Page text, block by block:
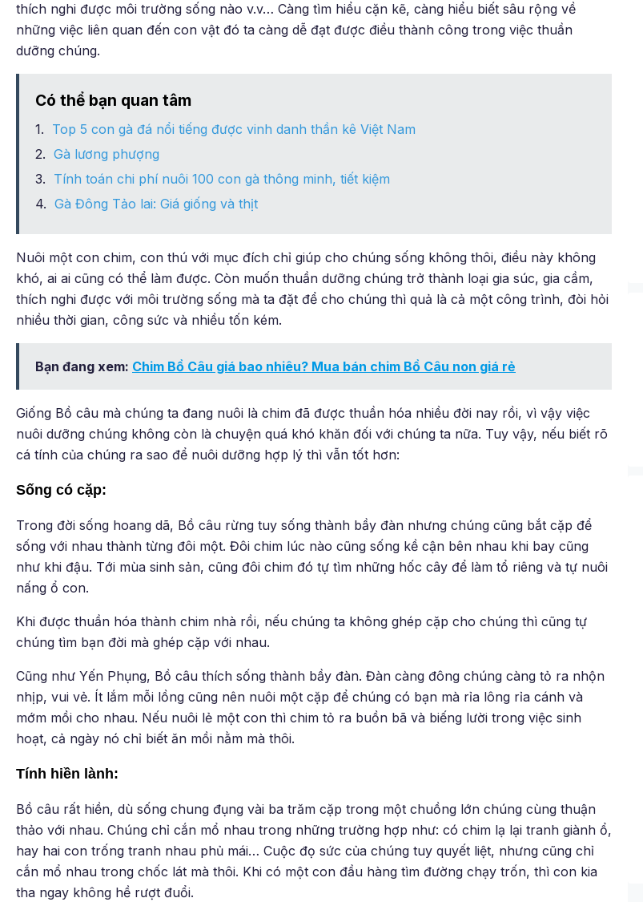
thích nghi được môi trường sống nào v.v… Càng tìm hiểu cặn kẽ, càng hiểu biết sâu rộng về
những việc liên quan đến con vật đó ta càng dễ đạt được điều thành công trong việc thuần
dưỡng chúng.
Có thể bạn quan tâm
Top 5 con gà đá nổi tiếng được vinh danh thần kê Việt Nam
Gà lương phượng
Tính toán chi phí nuôi 100 con gà thông minh, tiết kiệm
Gà Đông Tảo lai: Giá giống và thịt
Nuôi một con chim, con thú với mục đích chỉ giúp cho chúng sống không thôi, điều này không
khó, ai ai cũng có thể làm được. Còn muốn thuần dưỡng chúng trở thành loại gia súc, gia cầm,
thích nghi được với môi trường sống mà ta đặt để cho chúng thì quả là cả một công trình, đòi hỏi
nhiều thời gian, công sức và nhiều tốn kém.
Bạn đang xem: Chim Bồ Câu giá bao nhiêu? Mua bán chim Bồ Câu non giá rẻ
Giống Bồ câu mà chúng ta đang nuôi là chim đã được thuần hóa nhiều đời nay rồi, vì vậy việc
nuôi dưỡng chúng không còn là chuyện quá khó khăn đối với chúng ta nữa. Tuy vậy, nếu biết rõ
cá tính của chúng ra sao để nuôi dưỡng hợp lý thì vẫn tốt hơn:
Sống có cặp:
Trong đời sống hoang dã, Bồ câu rừng tuy sống thành bầy đàn nhưng chúng cũng bắt cặp để
sống với nhau thành từng đôi một. Đôi chim lúc nào cũng sống kề cận bên nhau khi bay cũng
như khi đậu. Tới mùa sinh sản, cũng đôi chim đó tự tìm những hốc cây để làm tổ riêng và tự nuôi
nấng ổ con.
Khi được thuần hóa thành chim nhà rồi, nếu chúng ta không ghép cặp cho chúng thì cũng tự
chúng tìm bạn đời mà ghép cặp với nhau.
Cũng như Yến Phụng, Bồ câu thích sống thành bầy đàn. Đàn càng đông chúng càng tỏ ra nhộn
nhịp, vui vẻ. Ít lắm mỗi lồng cũng nên nuôi một cặp để chúng có bạn mà rỉa lông rỉa cánh và
mớm mồi cho nhau. Nếu nuôi lẻ một con thì chim tỏ ra buồn bã và biếng lười trong việc sinh
hoạt, cả ngày nó chỉ biết ăn mồi nằm mà thôi.
Tính hiền lành:
Bồ câu rất hiền, dù sống chung đụng vài ba trăm cặp trong một chuồng lớn chúng cùng thuận
thảo với nhau. Chúng chỉ cắn mổ nhau trong những trường hợp như: có chim lạ lại tranh giành ổ,
hay hai con trống tranh nhau phủ mái… Cuộc đọ sức của chúng tuy quyết liệt, nhưng cũng chỉ
cắn mổ nhau trong chốc lát mà thôi. Khi có một con đầu hàng tìm đường chạy trốn, thì con kia
tha ngay không hề rượt đuổi.